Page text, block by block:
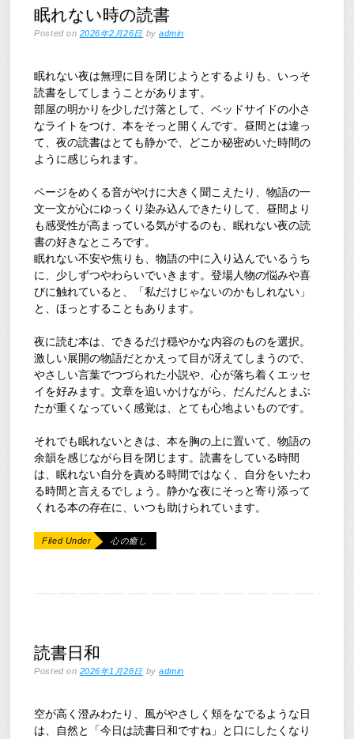
眠れない時の読書
Posted on 2026年2月26日 byadmin
眠れない夜は無理に目を閉じようとするよりも、いっそ
読書をしてしまうことがあります。
部屋の明かりを少しだけ落として、ベッドサイドの小さ
なライトをつけ、本をそっと開くんです。昼間とは違っ
て、夜の読書はとても静かで、どこか秘密めいた時間の
ように感じられます。
ページをめくる音がやけに大きく聞こえたり、物語の一
文一文が心にゆっくり染み込んできたりして、昼間より
も感受性が高まっている気がするのも、眠れない夜の読
書の好きなところです。
眠れない不安や焦りも、物語の中に入り込んでいるうち
に、少しずつやわらいでいきます。登場人物の悩みや喜
びに触れていると、「私だけじゃないのかもしれない」
と、ほっとすることもあります。
夜に読む本は、できるだけ穏やかな内容のものを選択。
激しい展開の物語だとかえって目が冴えてしまうので、
やさしい言葉でつづられた小説や、心が落ち着くエッセ
イを好みます。文章を追いかけながら、だんだんとまぶ
たが重くなっていく感覚は、とても心地よいものです。
それでも眠れないときは、本を胸の上に置いて、物語の
余韻を感じながら目を閉じます。読書をしている時間
は、眠れない自分を責める時間ではなく、自分をいたわ
る時間と言えるでしょう。静かな夜にそっと寄り添って
くれる本の存在に、いつも助けられています。
Filed Under 心の癒し
読書日和
Posted on 2026年1月28日 byadmin
空が高く澄みわたり、風がやさしく頬をなでるような日
は、自然と「今日は読書日和ですね」と口にしたくなり